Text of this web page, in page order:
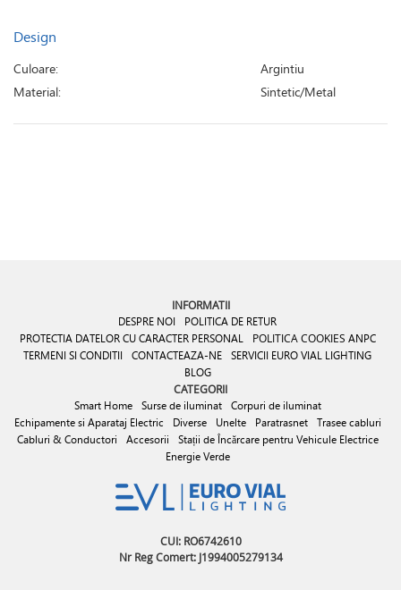
Design
Culoare:
Argintiu
Material:
Sintetic/Metal
INFORMATII
DESPRE NOI
POLITICA DE RETUR
PROTECTIA DATELOR CU CARACTER PERSONAL
POLITICA COOKIES ANPC
TERMENI SI CONDITII
CONTACTEAZA-NE SERVICII EURO VIAL LIGHTING
BLOG
CATEGORII
Smart Home Surse de iluminat
Corpuri de iluminat
Echipamente si Aparataj Electric
Diverse Unelte Paratrasnet
Trasee cabluri
Cabluri & Conductori
Accesorii
Stații de Încărcare pentru Vehicule Electrice
Energie Verde
CUI: RO6742610
Nr Reg Comert: J1994005279134